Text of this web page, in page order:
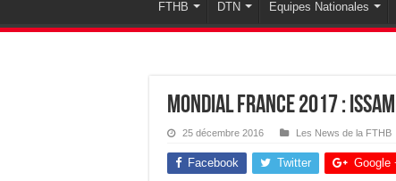
FTHB DTN Equipes Nationales
Mondial France 2017 :
25 décembre 2016 Les News de la FTHB
Facebook Twitter Google